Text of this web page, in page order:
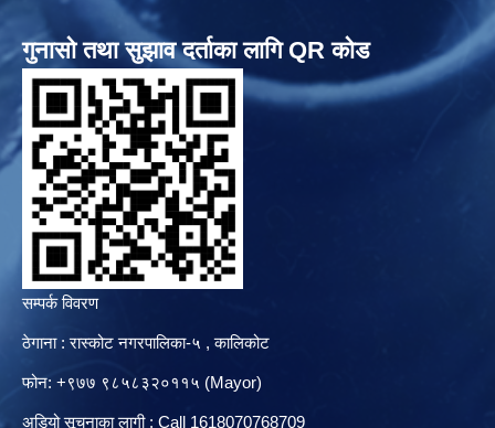
गुनासो तथा सुझाव दर्ताका लागि QR कोड
सम्पर्क विवरण
ठेगाना : रास्कोट नगरपालिका-५ , कालिकोट
फोन: +९७७ ९८५८३२०११५ (Mayor)
अडियो सूचनाका लागी : Call 1618070768709